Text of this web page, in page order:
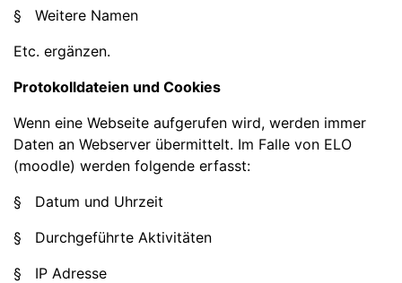
§ Weitere Namen
Etc. ergänzen.
Protokolldateien und Cookies
Wenn eine Webseite aufgerufen wird, werden immer
Daten an Webserver übermittelt. Im Falle von ELO
(moodle) werden folgende erfasst:
§ Datum und Uhrzeit
§ Durchgeführte Aktivitäten
§ IP Adresse